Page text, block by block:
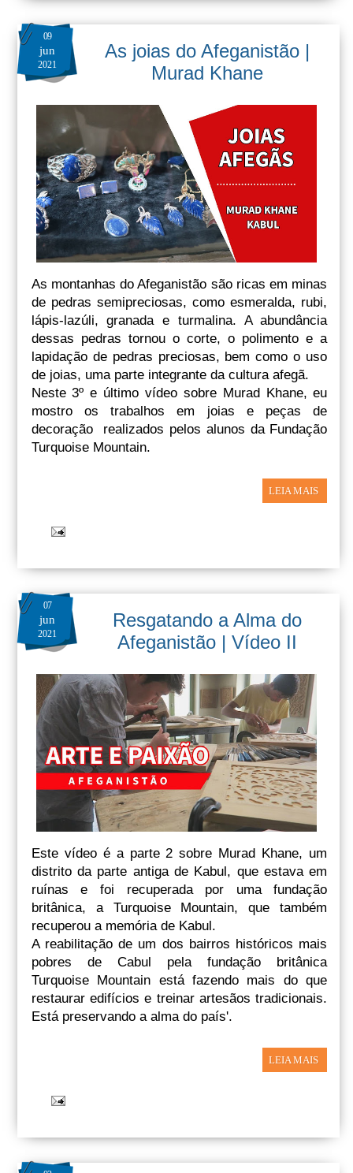
09
jun
2021
As joias do Afeganistão |
Murad Khane
As montanhas do Afeganistão são ricas em minas
de pedras semipreciosas, como esmeralda, rubi,
lápis-lazúli, granada e turmalina. A abundância
dessas pedras tornou o corte, o polimento e a
lapidação de pedras preciosas, bem como o uso
de joias, uma parte integrante da cultura afegã.
Neste 3º e último vídeo sobre Murad Khane, eu
mostro os trabalhos em joias e peças de
decoração realizados pelos alunos da Fundação
Turquoise Mountain.
LEIA MAIS
07
jun
2021
Resgatando a Alma do
Afeganistão | Vídeo II
Este vídeo é a parte 2 sobre Murad Khane, um
distrito da parte antiga de Kabul, que estava em
ruínas e foi recuperada por uma fundação
britânica, a Turquoise Mountain, que também
recuperou a memória de Kabul.
A reabilitação de um dos bairros históricos mais
pobres de Cabul pela fundação britânica
Turquoise Mountain está fazendo mais do que
restaurar edifícios e treinar artesãos tradicionais.
Está preservando a alma do país'.
LEIA MAIS